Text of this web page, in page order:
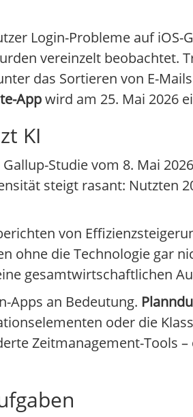
Login-Probleme auf iOS-
vereinzelt beobachtet.
das Sortieren von E-
Appwird am 25. Mai 2026
KI
Studie vom 8. Mai
steigt rasant: Nutzten
von
ohne die Technologie gar
gesamtwirtschaftlichen
Apps an Bedeutung. Planndu
oder die
Zeitmanagement-Tools